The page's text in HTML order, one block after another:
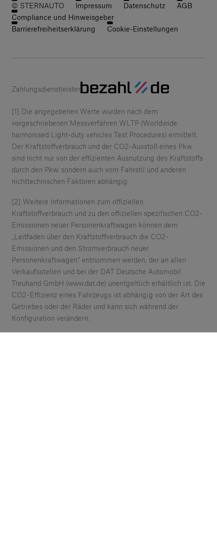
© STERNAUTO Impressum Datenschutz
AGB
Compliance und Hinweisgeber
Barrierefreiheitserklärung
Cookie-Einstellungen
Zahlungsdienstleister
[1] Die angegebenen Werte wurden nach dem
vorgeschriebenen Messverfahren WLTP (Worldwide
harmonised Light-duty vehicles Test Procedures) ermittelt.
Der Kraftstoffverbrauch und der CO2-Ausstoß eines Pkw
sind nicht nur von der effizienten Ausnutzung des Kraftstoffs
durch den Pkw, sondern auch vom Fahrstil und anderen
nichttechnischen Faktoren abhängig.
[2] Weitere Informationen zum offiziellen
Kraftstoffverbrauch und zu den offiziellen spezifischen CO2-
Emissionen neuer Personenkraftwagen können dem
„Leitfaden über den Kraftstoffverbrauch die CO2-
Emissionen und den Stromverbrauch neuer
Personenkraftwagen“ entnommen werden, der an allen
Verkaufsstellen und bei der DAT Deutsche Automobil
Treuhand GmbH (www.dat.de) unentgeltlich erhältlich ist. Die
CO2-Effizienz eines Fahrzeugs ist abhängig von der Art des
Getriebes oder der Räder und kann sich während der
Konfiguration verändern.